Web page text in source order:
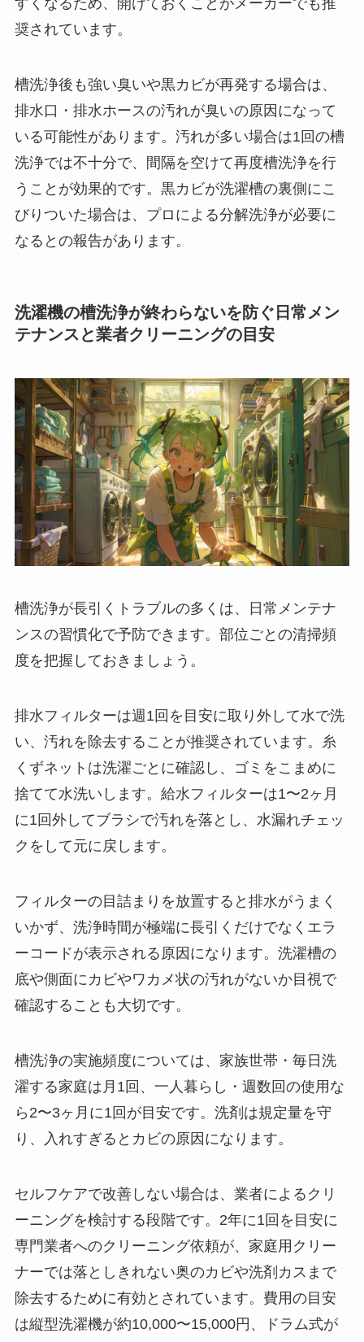
すくなるため、開けておくことがメーカーでも推
奨されています。
槽洗浄後も強い臭いや黒カビが再発する場合は、
排水口・排水ホースの汚れが臭いの原因になって
いる可能性があります。汚れが多い場合は1回の槽
洗浄では不十分で、間隔を空けて再度槽洗浄を行
うことが効果的です。黒カビが洗濯槽の裏側にこ
びりついた場合は、プロによる分解洗浄が必要に
なるとの報告があります。
洗濯機の槽洗浄が終わらないを防ぐ日常メン
テナンスと業者クリーニングの目安
槽洗浄が長引くトラブルの多くは、日常メンテナ
ンスの習慣化で予防できます。部位ごとの清掃頻
度を把握しておきましょう。
排水フィルターは週1回を目安に取り外して水で洗
い、汚れを除去することが推奨されています。糸
くずネットは洗濯ごとに確認し、ゴミをこまめに
捨てて水洗いします。給水フィルターは1〜2ヶ月
に1回外してブラシで汚れを落とし、水漏れチェッ
クをして元に戻します。
フィルターの目詰まりを放置すると排水がうまく
いかず、洗浄時間が極端に長引くだけでなくエラ
ーコードが表示される原因になります。洗濯槽の
底や側面にカビやワカメ状の汚れがないか目視で
確認することも大切です。
槽洗浄の実施頻度については、家族世帯・毎日洗
濯する家庭は月1回、一人暮らし・週数回の使用な
ら2〜3ヶ月に1回が目安です。洗剤は規定量を守
り、入れすぎるとカビの原因になります。
セルフケアで改善しない場合は、業者によるクリ
ーニングを検討する段階です。2年に1回を目安に
専門業者へのクリーニング依頼が、家庭用クリー
ナーでは落としきれない奥のカビや洗剤カスまで
除去するために有効とされています。費用の目安
は縦型洗濯機が約10,000〜15,000円、ドラム式が